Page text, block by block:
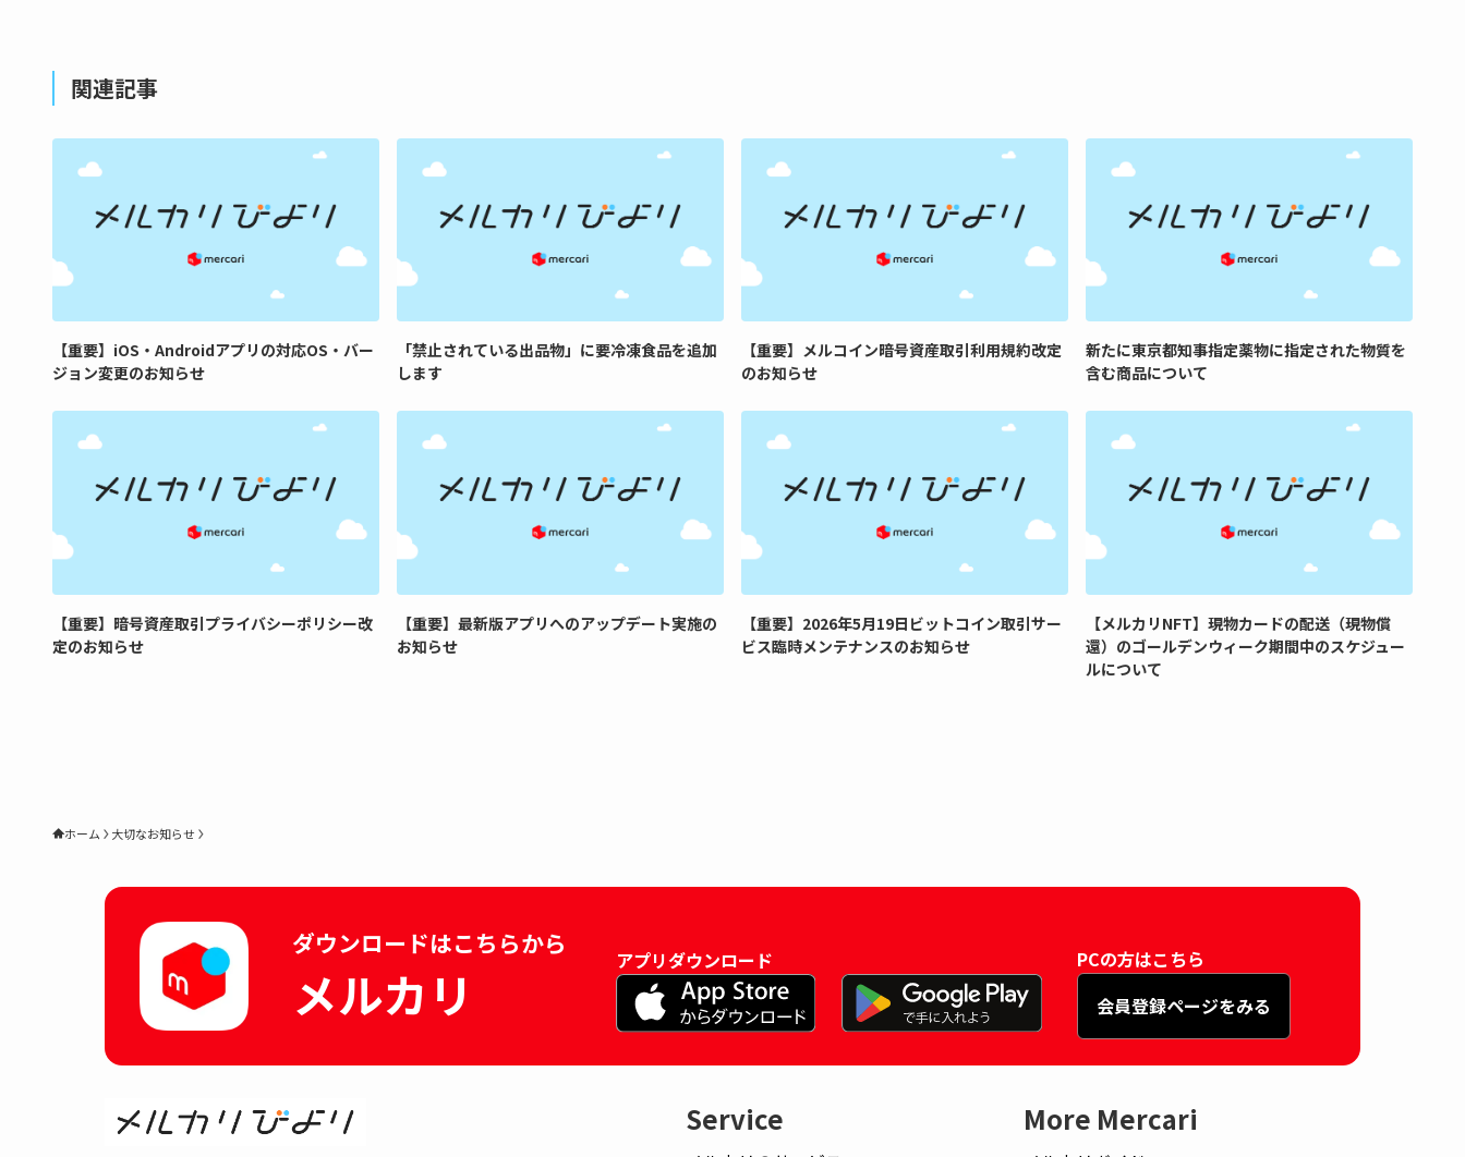
関連記事
【重要】iOS・Androidアプリの対応OS・バー
ジョン変更のお知らせ
「禁止されている出品物」に要冷凍食品を追加
します
【重要】メルコイン暗号資産取引利用規約改定
のお知らせ
新たに東京都知事指定薬物に指定された物質を
含む商品について
【重要】暗号資産取引プライバシーポリシー改
定のお知らせ
【重要】最新版アプリへのアップデート実施の
お知らせ
【重要】2026年5月19日ビットコイン取引サー
ビス臨時メンテナンスのお知らせ
【メルカリNFT】現物カードの配送（現物償
還）のゴールデンウィーク期間中のスケジュー
ルについて
ホーム 大切なお知らせ
ダウンロードはこちらから
メルカリ
アプリダウンロード
PCの方はこちら
会員登録ページをみる
Service More Mercari